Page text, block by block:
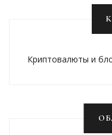
Криптовалюты и